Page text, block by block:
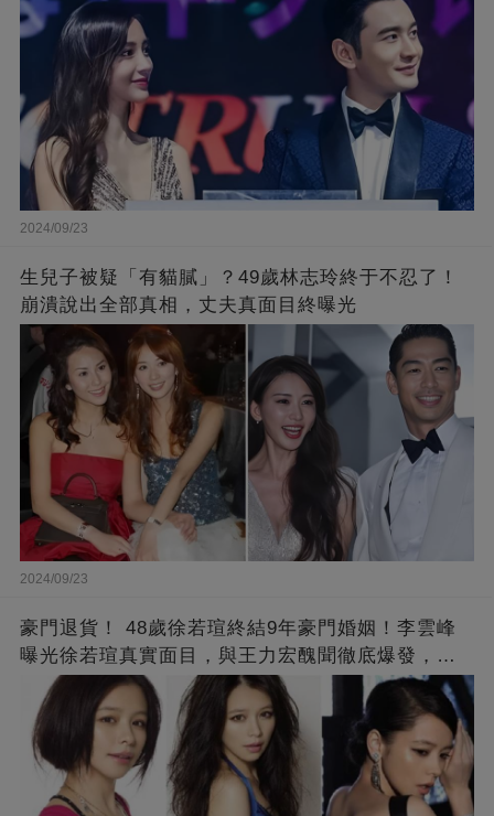
2024/09/23
生兒子被疑「有貓膩」？49歲林志玲終于不忍了！
崩潰說出全部真相，丈夫真面目終曝光
2024/09/23
豪門退貨！ 48歲徐若瑄終結9年豪門婚姻！李雲峰
曝光徐若瑄真實面目，與王力宏醜聞徹底爆發，原
來李靚蕾說的都是真的 ！